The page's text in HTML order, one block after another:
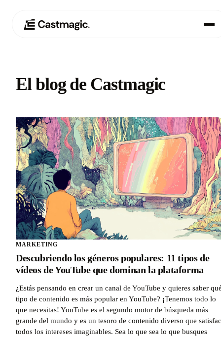
Casos de uso
03 Precios
04 Acerca de nosotros
El blog de Castmagic
MARKETING
Descubriendo los géneros populares: 11 tipos de
vídeos de YouTube que dominan la plataforma
¿Estás pensando en crear un canal de YouTube y quieres saber
tipo de contenido es más popular en YouTube? ¡Tenemos todo lo
que necesitas! YouTube es el segundo motor de búsqueda más
grande del mundo y es un tesoro de contenido diverso que
todos los intereses imaginables. Sea lo que sea lo que busques